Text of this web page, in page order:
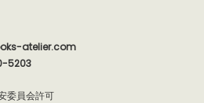
atelier.com
5203
委員会許可